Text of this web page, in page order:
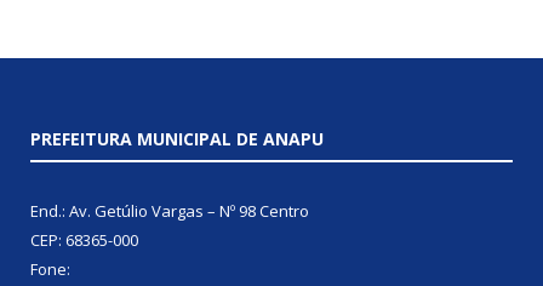
PREFEITURA MUNICIPAL DE ANAPU
End.: Av. Getúlio Vargas – Nº 98 Centro
CEP: 68365-000
Fone: